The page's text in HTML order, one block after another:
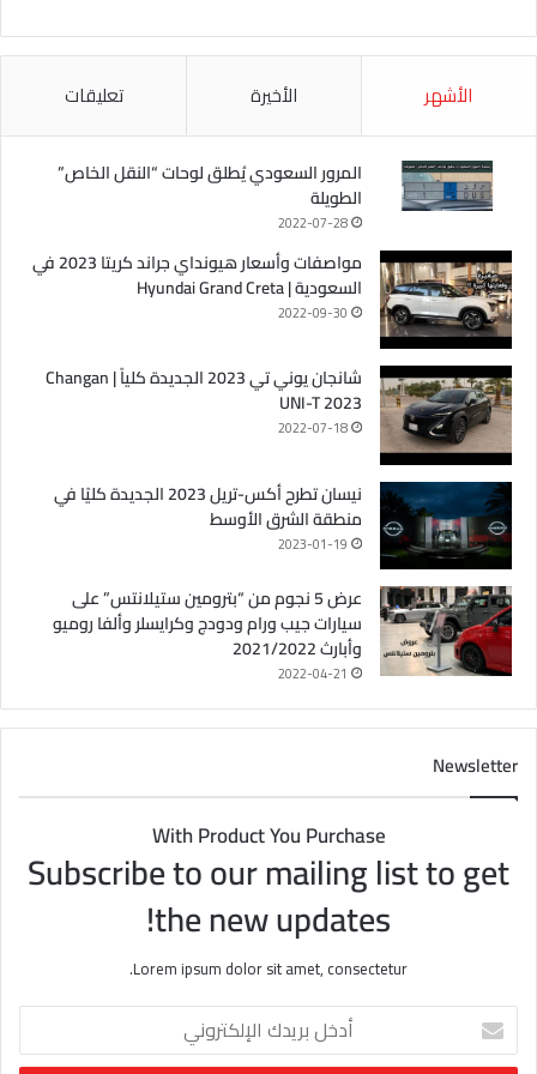
الأشهر الأخيرة تعليقات
المرور السعودي يُطلق لوحات “النقل الخاص”
الطويلة
2022-07-28
مواصفات وأسعار هيونداي جراند كريتا 2023 في
السعودية | Hyundai Grand Creta
2022-09-30
شانجان يوني تي 2023 الجديدة كلياً | Changan
UNI-T 2023
2022-07-18
نيسان تطرح أكس-تريل 2023 الجديدة كليًا في
منطقة الشرق الأوسط
2023-01-19
عرض 5 نجوم من “بترومين ستيلانتس” على
سيارات جيب ورام ودودج وكرايسلر وألفا روميو
وأبارث 2021/2022
2022-04-21
Newsletter
With Product You Purchase
Subscribe to our mailing list to get
the new updates!
Lorem ipsum dolor sit amet, consectetur.
خ